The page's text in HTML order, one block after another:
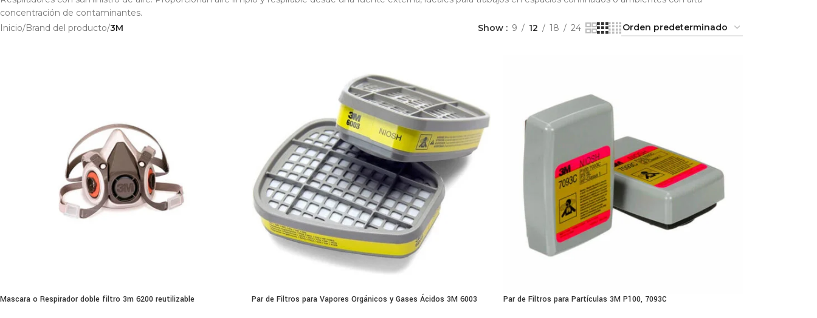
concentración de contaminantes.
Inicio/Brand del producto/3M Show 9 12 18 24
Mascara o Respirador doble filtro 3m 6200 reutilizable Par de Filtros para Vapores Orgánicos y Gases Ácidos 3M 6003 Par de Filtros para Partículas 3M P100, 7093C